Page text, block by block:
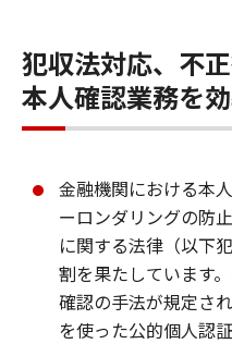
犯収法対応、不
本人確認業務を
金融機関における本
ーロンダリングの防
に関する法律（以下
割を果たしています
確認の手法が規定さ
を使った公的個人認